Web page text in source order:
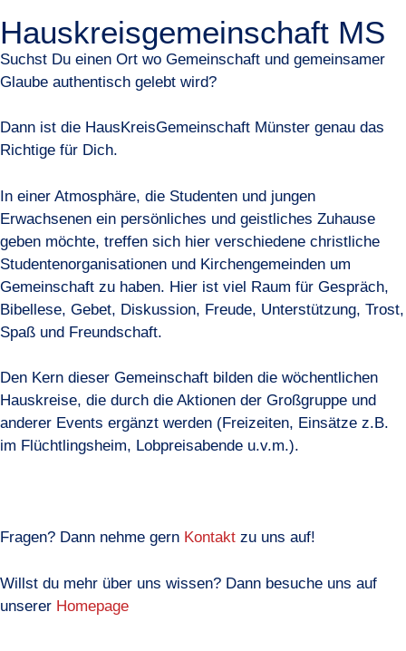
Hauskreisgemeinschaft MS
Suchst Du einen Ort wo Gemeinschaft und gemeinsamer
Glaube authentisch gelebt wird?
Dann ist die HausKreisGemeinschaft Münster genau das
Richtige für Dich.
In einer Atmosphäre, die Studenten und jungen
Erwachsenen ein persönliches und geistliches Zuhause
geben möchte, treffen sich hier verschiedene christliche
Studentenorganisationen und Kirchengemeinden um
Gemeinschaft zu haben. Hier ist viel Raum für Gespräch,
Bibellese, Gebet, Diskussion, Freude, Unterstützung, Trost,
Spaß und Freundschaft.
Den Kern dieser Gemeinschaft bilden die wöchentlichen
Hauskreise, die durch die Aktionen der Großgruppe und
anderer Events ergänzt werden (Freizeiten, Einsätze z.B.
im Flüchtlingsheim, Lobpreisabende u.v.m.).
Fragen? Dann nehme gern Kontakt zu uns auf!
Willst du mehr über uns wissen? Dann besuche uns auf
unserer Homepage